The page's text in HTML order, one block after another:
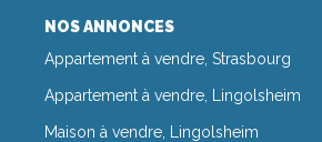
NOS ANNONCES
Appartement à vendre, Strasbourg
Appartement à vendre, Lingolsheim
Maison à vendre, Lingolsheim